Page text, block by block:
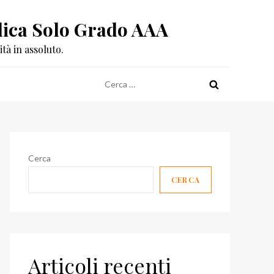
Solo Grado AAA
in assoluto.
per:
Cerca
CERCA
Articoli recenti